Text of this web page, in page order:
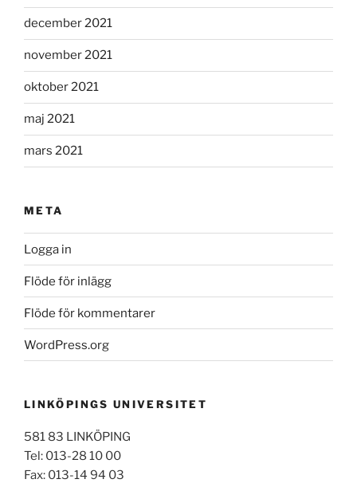
december 2021
november 2021
oktober 2021
maj 2021
mars 2021
META
Logga in
Flöde för inlägg
Flöde för kommentarer
WordPress.org
LINKÖPINGS UNIVERSITET
581 83 LINKÖPING
Tel: 013-28 10 00
Fax: 013-14 94 03